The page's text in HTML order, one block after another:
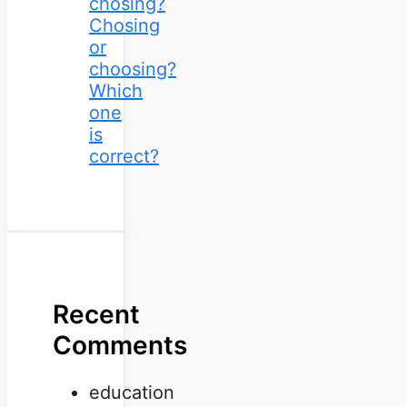
Chosing
or
choosing?
Which
one
is
correct?
Recent
Comments
education